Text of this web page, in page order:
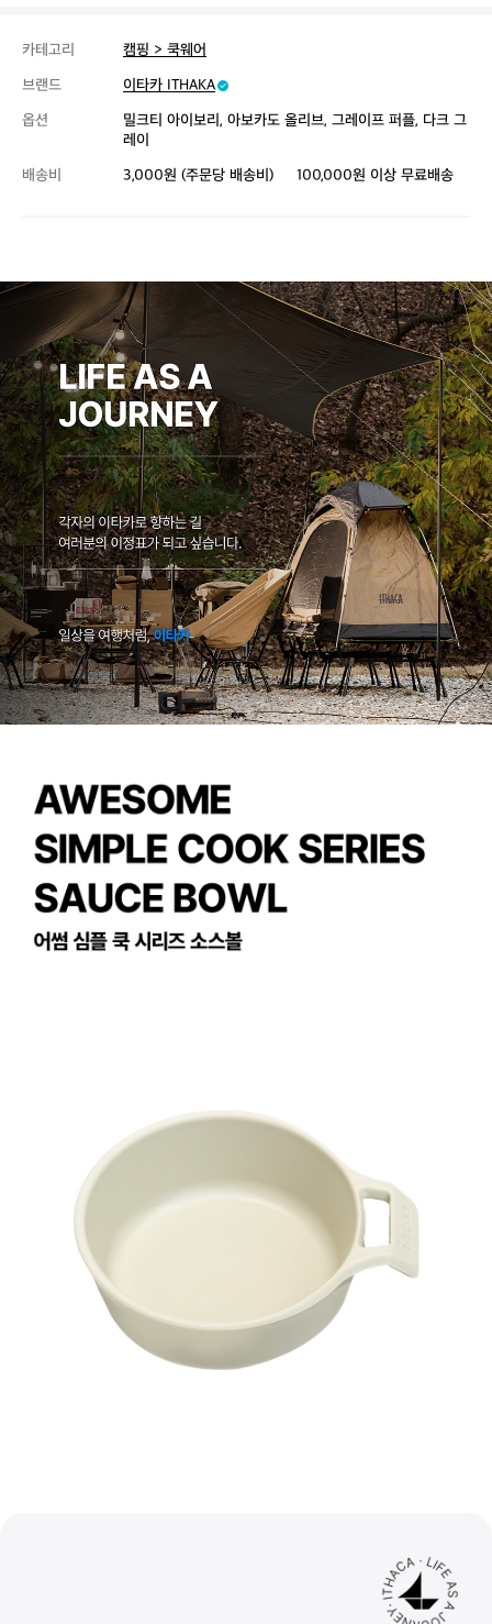
카테고리
캠핑 > 쿡웨어
브랜드
이타카 ITHAKA
옵션
밀크티 아이보리, 아보카도 올리브, 그레이프 퍼플, 다크 그
레이
배송비
3,000원 (주문당 배송비) 100,000원 이상 무료배송